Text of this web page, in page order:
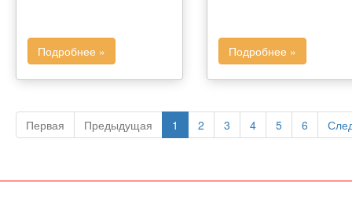
Подробнее » Подробнее »
Первая Предыдущая 1 2 3 4 5 6